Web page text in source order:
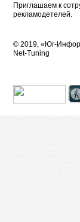
Приглашаем к
рекламодетелей.
© 2019, «Юг-
Net-Tuning